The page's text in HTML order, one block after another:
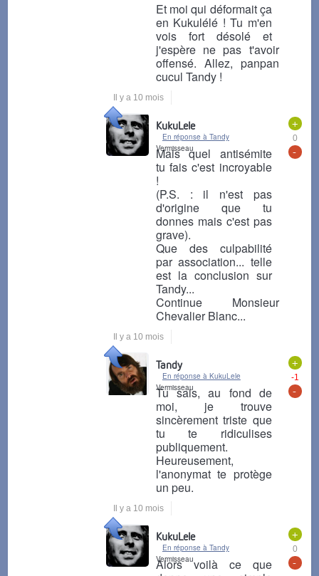
Et moi qui déformait ça
en Kukulélé ! Tu m'en
vois fort désolé et
j'espère ne pas t'avoir
offensé. Allez, panpan
cucul Tandy !
Il y a 10 mois
+
0
-
KukuLele
En réponse à Tandy
Vermisseau
Mais quel antisémite
tu fais c'est incroyable
!
(P.S. : il n'est pas
d'origine que tu
donnes mais c'est pas
grave).
Que des culpabilité
par association... telle
est la conclusion sur
Tandy...
Continue Monsieur
Chevalier Blanc...
Il y a 10 mois
+
-1
-
Tandy
En réponse à KukuLele
Vermisseau
Tu sais, au fond de
moi, je trouve
sincèrement triste que
tu te ridiculises
publiquement.
Heureusement,
l'anonymat te protège
un peu.
Il y a 10 mois
+
0
-
KukuLele
En réponse à Tandy
Vermisseau
Alors voilà ce que